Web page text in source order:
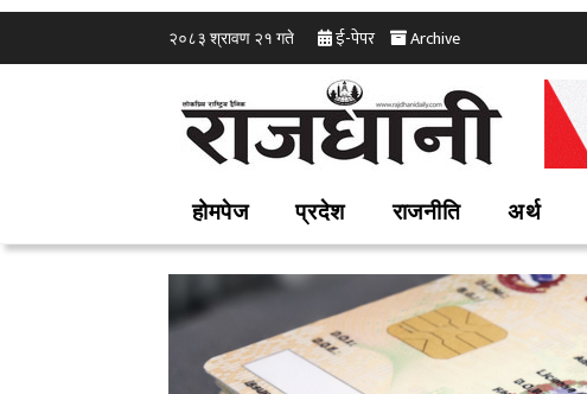
२०८३ श्रावण २१ गते ई-पेपर Archive
होमपेज प्रदेश राजनीति अर्थ